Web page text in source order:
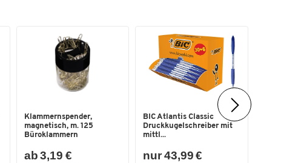
Klammernspender,
magnetisch, m. 125
Büroklammern
ab 3,19 €
BIC Atlantis Classic
Druckkugelschreiber mit
mittl...
nur 43,99 €